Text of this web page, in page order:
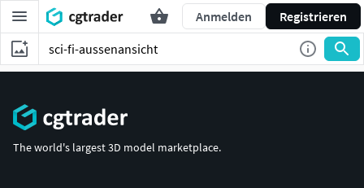
Anmelden Registrieren
The world's largest 3D model marketplace.